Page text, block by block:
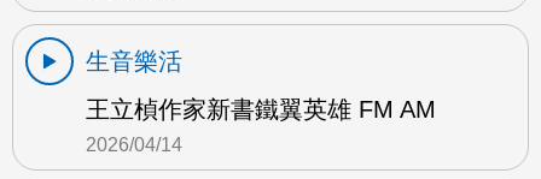
生音樂活
王立楨作家新書鐵翼英雄 FM AM
2026/04/14